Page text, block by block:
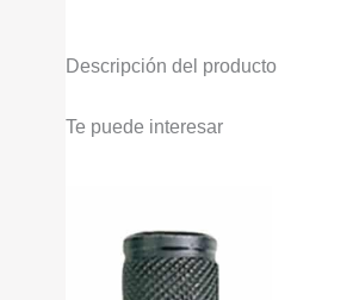
Descripción del producto
Te puede interesar